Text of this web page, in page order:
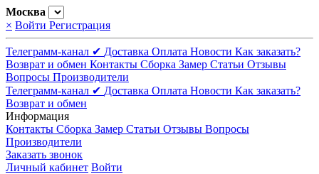
Москва
× Войти Регистрация
Телеграмм-канал ✔ Доставка Оплата Новости Как заказать?
Возврат и обмен Контакты Сборка Замер Статьи Отзывы
Вопросы Производители
Телеграмм-канал ✔ Доставка Оплата Новости Как заказать?
Возврат и обмен
Информация
Контакты Сборка Замер Статьи Отзывы Вопросы
Производители
Заказать звонок
Личный кабинет Войти